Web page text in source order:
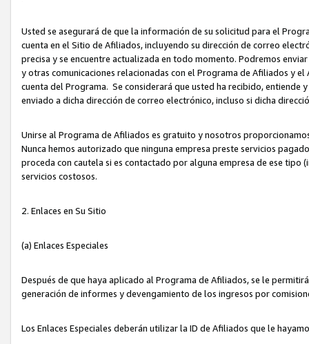
Usted se asegurará de que la información de su solicitud para el
cuenta en el Sitio de Afiliados, incluyendo su dirección de correo
precisa y se encuentre actualizada en todo momento. Podremos
y otras comunicaciones relacionadas con el Programa de Afiliados y
cuenta del Programa. Se considerará que usted ha recibido, entiende
enviado a dicha dirección de correo electrónico, incluso si dicha
Unirse al Programa de Afiliados es gratuito y nosotros
Nunca hemos autorizado que ninguna empresa preste servicios
proceda con cautela si es contactado por alguna empresa de ese
servicios costosos.
2. Enlaces en Su Sitio
(a) Enlaces Especiales
Después de que haya aplicado al Programa de Afiliados, se le
generación de informes y devengamiento de los ingresos por
Los Enlaces Especiales deberán utilizar la ID de Afiliados que le